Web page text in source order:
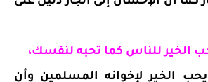
الخير للناس كما تحبه لنفسك،
الخير لإخوانه المسلمين وأن